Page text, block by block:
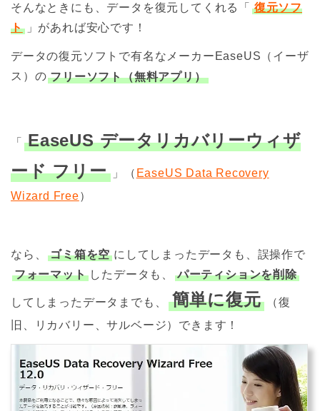
そんなときにも、データを復元してくれる「
復元ソフ
ト
」があれば安心です！
データの復元ソフトで有名なメーカーEaseUS（イーザ
ス）の フリーソフト（無料アプリ）
「
EaseUS データリカバリーウィザ
ード フリー
」（ EaseUS Data Recovery
Wizard Free）
なら、 ゴミ箱を空 にしてしまったデータも、誤操作で
フォーマット したデータも、 パーティションを削除
してしまったデータまでも、 簡単に復元
（復
旧、リカバリー、サルベージ）できます！